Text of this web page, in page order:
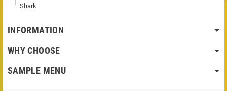
Shark
INFORMATION
WHY CHOOSE
SAMPLE MENU